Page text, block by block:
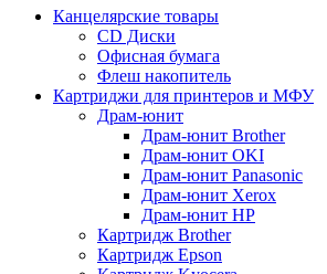
Канцелярские товары
CD Диски
Офисная бумага
Флеш накопитель
Картриджи для принтеров и МФУ
Драм-юнит
Драм-юнит Brother
Драм-юнит OKI
Драм-юнит Panasonic
Драм-юнит Xerox
Драм-юнит НР
Картридж Brother
Картридж Epson